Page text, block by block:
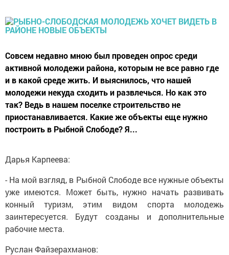
Совсем недавно мною был проведен опрос среди
активной молодежи района, которым не все равно где
и в какой среде жить. И выяснилось, что нашей
молодежи некуда сходить и развлечься. Но как это
так? Ведь в нашем поселке строительство не
приостанавливается. Какие же объекты еще нужно
построить в Рыбной Слободе? Я...
Дарья Карпеева:
- На мой взгляд, в Рыбной Слободе все нужные объекты
уже имеются. Может быть, нужно начать развивать
конный туризм, этим видом спорта молодежь
заинтересуется. Будут созданы и дополнительные
рабочие места.
Руслан Файзерахманов: